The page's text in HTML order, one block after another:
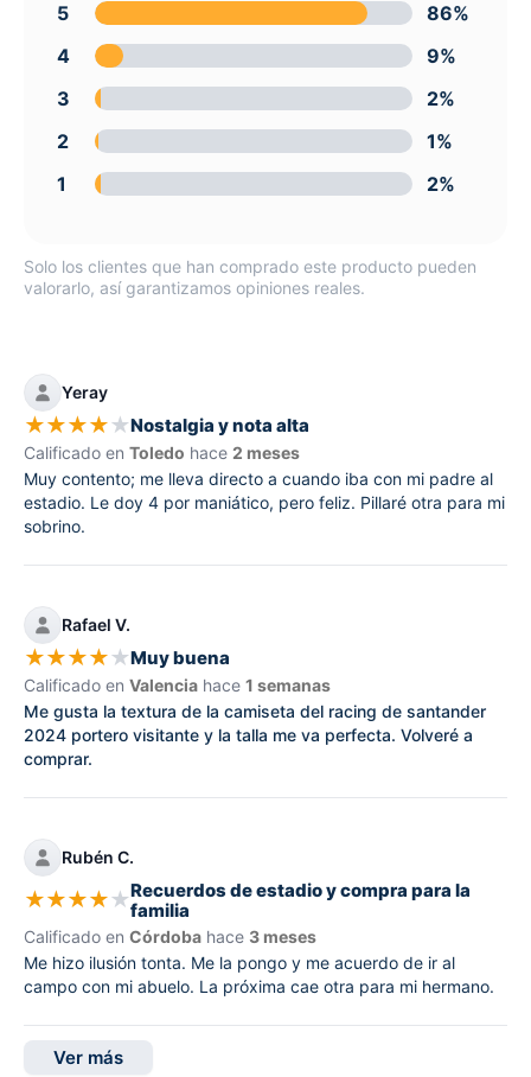
5
86%
4
9%
3
2%
2
1%
1
2%
Solo los clientes que han comprado este producto pueden
valorarlo, así garantizamos opiniones reales.
Yeray
★★★★★Nostalgia y nota alta
Calificado en Toledo hace 2 meses
Muy contento; me lleva directo a cuando iba con mi padre al
estadio. Le doy 4 por maniático, pero feliz. Pillaré otra para mi
sobrino.
Rafael V.
★★★★★Muy buena
Calificado en Valencia hace 1 semanas
Me gusta la textura de la camiseta del racing de santander
2024 portero visitante y la talla me va perfecta. Volveré a
comprar.
Rubén C.
★★★★★Recuerdos de estadio y compra para la
familia
Calificado en Córdoba hace 3 meses
Me hizo ilusión tonta. Me la pongo y me acuerdo de ir al
campo con mi abuelo. La próxima cae otra para mi hermano.
Ver más